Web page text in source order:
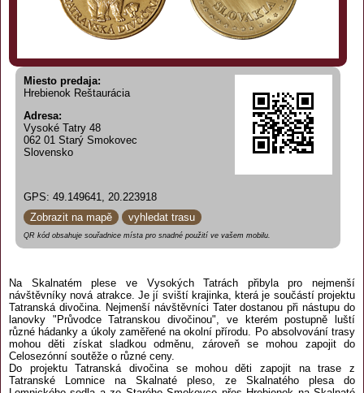
Miesto predaja:
Hrebienok Reštaurácia
Adresa:
Vysoké Tatry 48
062 01 Starý Smokovec
Slovensko
GPS: 49.149641, 20.223918
Zobrazit na mapě
vyhledat trasu
QR kód obsahuje souřadnice místa pro snadné použití ve vašem mobilu.
Na Skalnatém plese ve Vysokých Tatrách přibyla pro nejmenší
návštěvníky nová atrakce. Je jí sviští krajinka, která je součástí projektu
Tatranská divočina. Nejmenší návštěvníci Tater dostanou při nástupu do
lanovky "Průvodce Tatranskou divočinou", ve kterém postupně luští
různé hádanky a úkoly zaměřené na okolní přírodu. Po absolvování trasy
mohou děti získat sladkou odměnu, zároveň se mohou zapojit do
Celosezónní soutěže o různé ceny.
Do projektu Tatranská divočina se mohou děti zapojit na trase z
Tatranské Lomnice na Skalnaté pleso, ze Skalnatého plesa do